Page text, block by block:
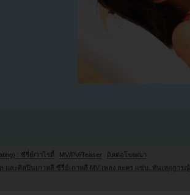
: ซีรี่ย์/วาไรตี้ MV/PV/Teaser ติดต่อโฆษณา
และศิลปินเกาหลี ซีรี่ย์เกาหลี MV เพลง ละคร แซ่บ..ทันเหตุการณ์